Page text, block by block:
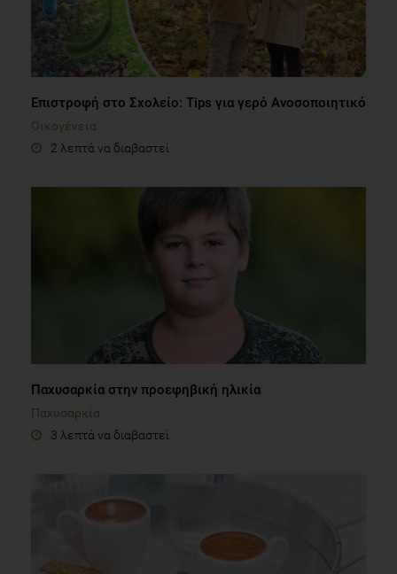
Επιστροφή στο Σχολείο: Tips για γερό Aνοσοποιητικό
Οικογένεια
2 λεπτά να διαβαστεί
Παχυσαρκία στην προεφηβική ηλικία
Παχυσαρκία
3 λεπτά να διαβαστεί